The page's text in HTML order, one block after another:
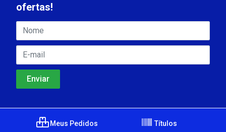
ofertas!
Meus Pedidos Títulos